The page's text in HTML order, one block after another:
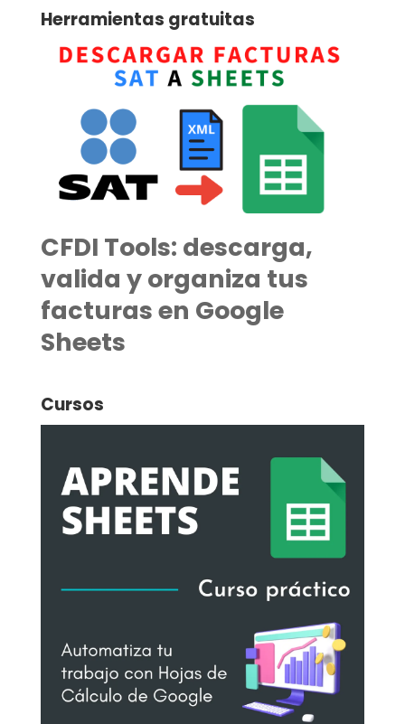
Herramientas gratuitas
CFDI Tools: descarga,
valida y organiza tus
facturas en Google
Sheets
Cursos